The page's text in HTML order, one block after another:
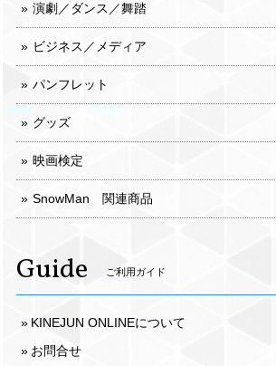
演劇／ダンス／舞踏
ビジネス／メディア
パンフレット
グッズ
映画検定
SnowMan 関連商品
Guide ご利用ガイド
KINEJUN ONLINEについて
お問合せ